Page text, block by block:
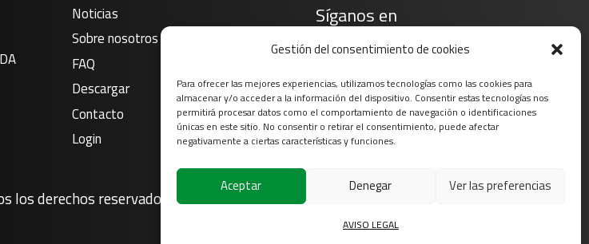
Gestión del consentimiento de cookies
Para ofrecer las mejores experiencias, utilizamos tecnologías como las cookies para
almacenar y/o acceder a la información del dispositivo. Consentir estas tecnologías nos
permitirá procesar datos como el comportamiento de navegación o identificaciones
únicas en este sitio. No consentir o retirar el consentimiento, puede afectar
negativamente a ciertas características y funciones.
Aceptar Denegar Ver las preferencias
AVISO LEGAL
Noticias
Sobre nosotros
FAQ
Descargar
Contacto
Login
Síganos en
los derechos reservados |Aviso legal